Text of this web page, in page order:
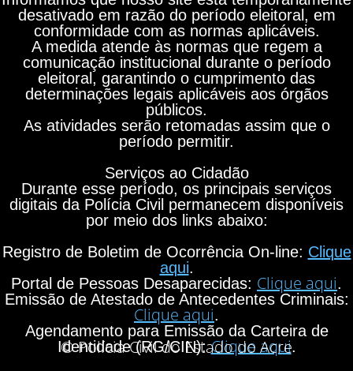
desativado em razão do período eleitoral, em
conformidade com as normas aplicáveis.
A medida atende às normas que regem a
comunicação institucional durante o período
eleitoral, garantindo o cumprimento das
determinações legais aplicáveis aos órgãos
públicos.
As atividades serão retomadas assim que o
período permitir.
Serviços ao Cidadão
Durante esse período, os principais serviços
digitais da Polícia Civil permanecem disponíveis
por meio dos links abaixo:
Registro de Boletim de Ocorrência On-line: Clique
aqui.
Portal de Pessoas Desaparecidas: Clique aqui.
Emissão de Atestado de Antecedentes Criminais:
Clique aqui.
Agendamento para Emissão da Carteira de
Identidade (RG/CIN):Clique aqui.
© Polícia Civil do Estado do Acre